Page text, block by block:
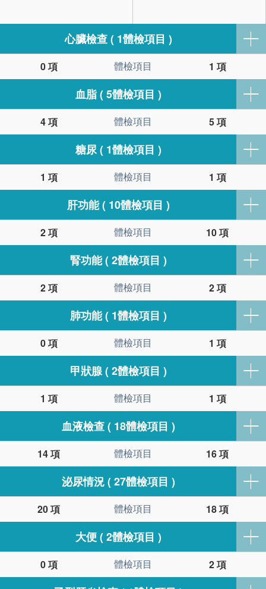
心臟檢查 ( 1體檢項目 )
體檢項目
血脂 ( 5體檢項目 )
體檢項目
糖尿 ( 1體檢項目 )
體檢項目
肝功能 ( 10體檢項目 )
體檢項目
腎功能 ( 2體檢項目 )
體檢項目
肺功能 ( 1體檢項目 )
體檢項目
甲狀腺 ( 2體檢項目 )
體檢項目
血液檢查 ( 18體檢項目 )
體檢項目
泌尿情況 ( 27體檢項目 )
體檢項目
大便 ( 2體檢項目 )
體檢項目
0 項 1 項
4 項 5 項
1 項 1 項
2 項 10 項
2 項 2 項
0 項 1 項
1 項 1 項
14 項 16 項
20 項 18 項
0 項 2 項